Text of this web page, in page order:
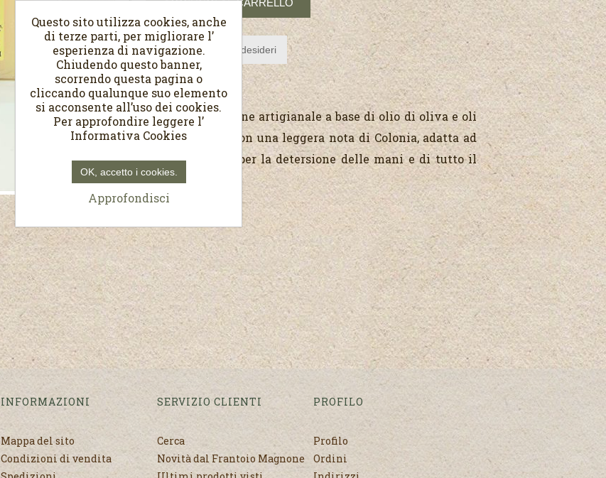
Saponetta di produzione artigianale a base di olio di oliva e oli
vegetali, profumata con una leggera nota di Colonia, adatta ad
un utilizzo quotiano per la detersione delle mani e di tutto il
corpo.
INFORMAZIONI
Mappa del sito
Condizioni di vendita
SERVIZIO CLIENTI
Cerca
Novità dal Frantoio Magnone
PROFILO
Profilo
Ordini
Questo sito utilizza cookies, anche
di terze parti, per migliorare l’
esperienza di navigazione.
Chiudendo questo banner,
scorrendo questa pagina o
cliccando qualunque suo elemento
si acconsente all’uso dei cookies.
Per approfondire leggere l’
Informativa Cookies
OK, accetto i cookies.
Approfondisci